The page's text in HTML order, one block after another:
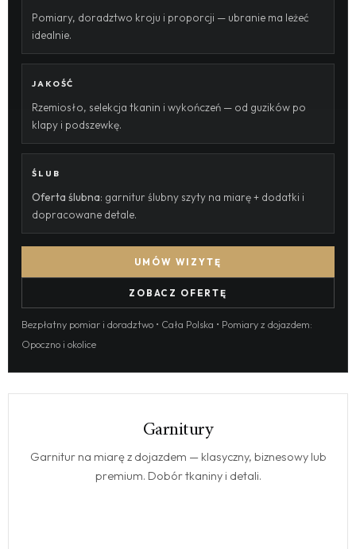
Pomiary, doradztwo kroju i proporcji — ubranie ma leżeć
idealnie.
JAKOŚĆ
Rzemiosło, selekcja tkanin i wykończeń — od guzików po
klapy i podszewkę.
ŚLUB
Oferta ślubna: garnitur ślubny szyty na miarę + dodatki i
dopracowane detale.
UMÓW WIZYTĘ
ZOBACZ OFERTĘ
Bezpłatny pomiar i doradztwo • Cała Polska • Pomiary z dojazdem:
Opoczno i okolice
Garnitury
Garnitur na miarę z dojazdem — klasyczny, biznesowy lub
premium. Dobór tkaniny i detali.